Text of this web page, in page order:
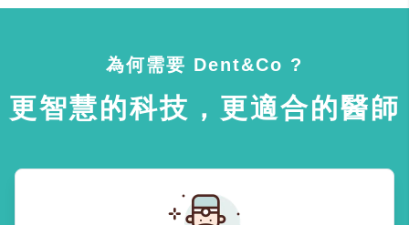
為何需要 Dent&Co ?
更智慧的科技，更適合的醫師